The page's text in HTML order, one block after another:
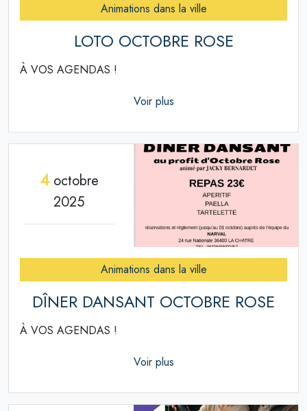
Animations dans la ville
LOTO OCTOBRE ROSE
À VOS AGENDAS !
Voir plus
4octobre
2025
Animations dans la ville
DÎNER DANSANT OCTOBRE ROSE
À VOS AGENDAS !
Voir plus